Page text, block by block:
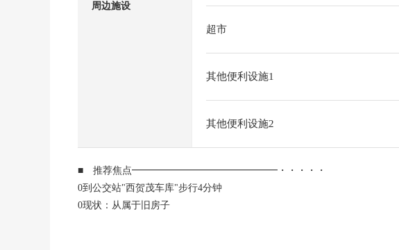
周边施设
超市
其他便利设施1
其他便利设施2
■ 推荐焦点━━━━━━━━━━━━━━━・・・・・
0到公交站"西贺茂车库"步行4分钟
0现状：从属于旧房子